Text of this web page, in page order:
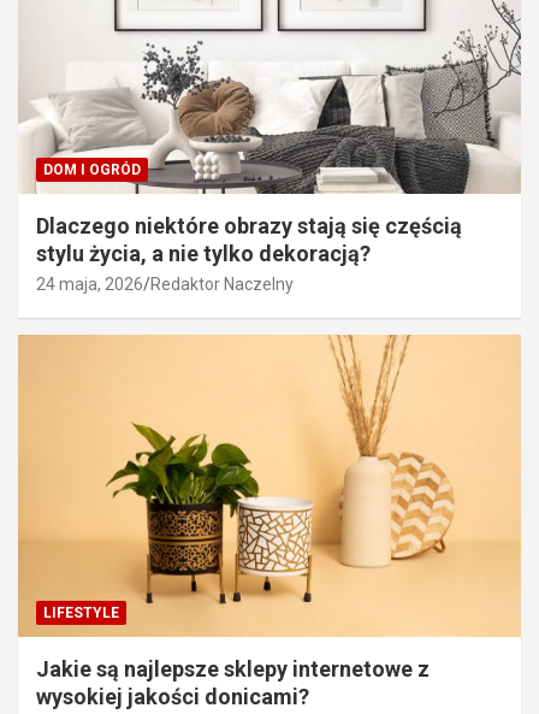
DOM I OGRÓD
Dlaczego niektóre obrazy stają się częścią
stylu życia, a nie tylko dekoracją?
24 maja, 2026 Redaktor Naczelny
LIFESTYLE
Jakie są najlepsze sklepy internetowe z
wysokiej jakości donicami?